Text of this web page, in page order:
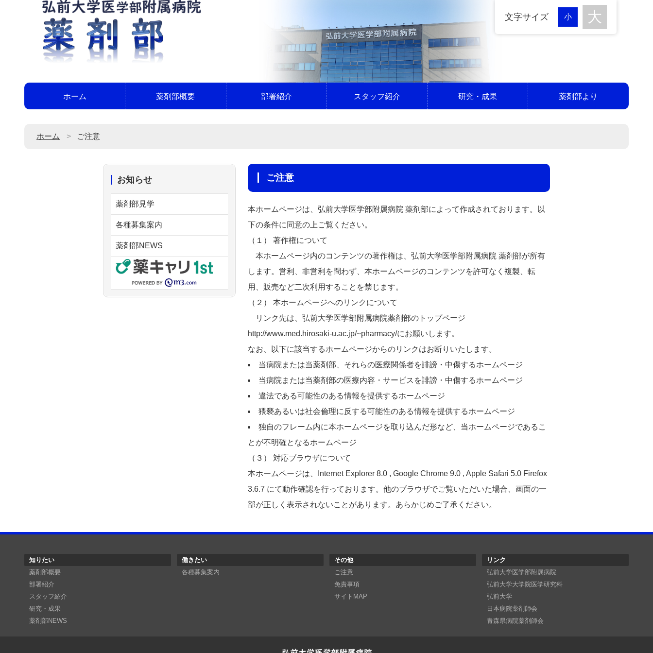
文字サイズ
ホーム 薬剤部概要 部署紹介 スタッフ紹介 研究・成果 薬剤部より
ホーム ご注意
ご注意
本ホームページは、弘前大学医学部附属病院 薬剤部によって作成されております。以
下の条件に同意の上ご覧ください。
（１） 著作権について
本ホームページ内のコンテンツの著作権は、弘前大学医学部附属病院 薬剤部が所有
します。営利、非営利を問わず、本ホームページのコンテンツを許可なく複製、転
用、販売など二次利用することを禁じます。
（２） 本ホームページへのリンクについて
リンク先は、弘前大学医学部附属病院薬剤部のトップページ
http://www.med.hirosaki-u.ac.jp/~pharmacy/にお願いします。
なお、以下に該当するホームページからのリンクはお断りいたします。
当病院または当薬剤部、それらの医療関係者を誹謗・中傷するホームページ
当病院または当薬剤部の医療内容・サービスを誹謗・中傷するホームページ
違法である可能性のある情報を提供するホームページ
猥褻あるいは社会倫理に反する可能性のある情報を提供するホームページ
独自のフレーム内に本ホームページを取り込んだ形など、当ホームページであるこ
とが不明確となるホームページ
（３） 対応ブラウザについて
本ホームページは、Internet Explorer 8.0 , Google Chrome 9.0 , Apple Safari 5.0 Firefox
3.6.7 にて動作確認を行っております。他のブラウザでご覧いただいた場合、画面の一
部が正しく表示されないことがあります。あらかじめご了承ください。
お知らせ
薬剤部見学
各種募集案内
薬剤部NEWS
知りたい
薬剤部概要
部署紹介
スタッフ紹介
研究・成果
薬剤部NEWS
働きたい
各種募集案内
その他
ご注意
免責事項
サイトMAP
リンク
弘前大学医学部附属病院
弘前大学大学院医学研究科
弘前大学
日本病院薬剤師会
青森県病院薬剤師会